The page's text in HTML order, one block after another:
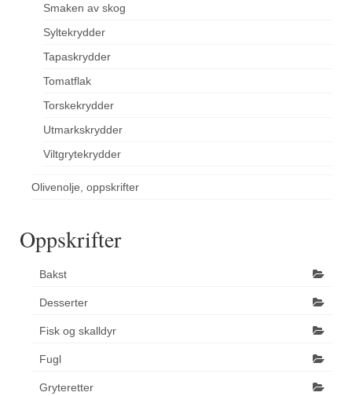
Smaken av skog
Syltekrydder
Tapaskrydder
Tomatflak
Torskekrydder
Utmarkskrydder
Viltgrytekrydder
Olivenolje, oppskrifter
Oppskrifter
Bakst
Desserter
Fisk og skalldyr
Fugl
Gryteretter